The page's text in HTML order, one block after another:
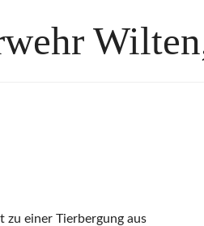
einer Tierbergung aus